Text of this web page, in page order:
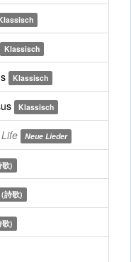
Klassisch
Klassisch
Klassisch
Neue Lieder
)
詩歌)
)